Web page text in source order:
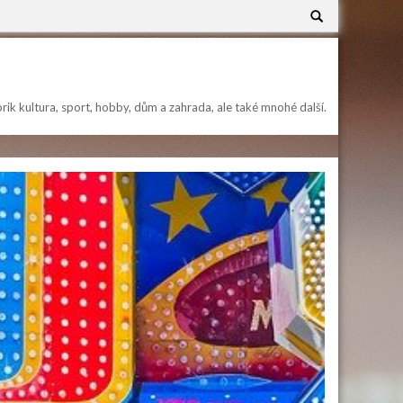
Search
for:
kultura, sport, hobby, dům a zahrada, ale také mnohé další.